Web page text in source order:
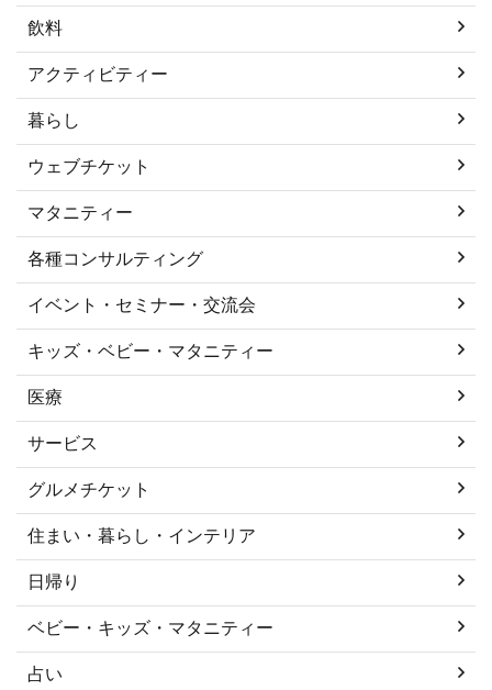
飲料
アクティビティー
暮らし
ウェブチケット
マタニティー
各種コンサルティング
イベント・セミナー・交流会
キッズ・ベビー・マタニティー
医療
サービス
グルメチケット
住まい・暮らし・インテリア
日帰り
ベビー・キッズ・マタニティー
占い